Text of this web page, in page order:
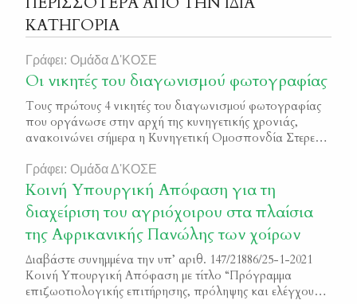
ΚΑΤΗΓΟΡΙΑ
Γράφει: Ομάδα Δ'ΚΟΣΕ
Οι νικητές του διαγωνισμού φωτογραφίας
Τους πρώτους 4 νικητές του διαγωνισμού φωτογραφίας
που οργάνωσε στην αρχή της κυνηγετικής χρονιάς,
ανακοινώνει σήμερα η Κυνηγετική Ομοσπονδία Στερεάς
έκπληξη τόσο η ανταπόκριση που υπήρξε σε αυτήν την
πρώτη της προσπάθεια, όσο και το επίπεδο
καλαισθησίας των κυνηγών που έλαβαν μέρος στον
διαγωνισμό. Όλοι, σχεδόν, οι […]
Γράφει: Ομάδα Δ'ΚΟΣΕ
Κοινή Υπουργική Απόφαση για τη
διαχείριση του αγριόχοιρου στα πλαίσια
της Αφρικανικής Πανώλης των χοίρων
Διαβάστε συνημμένα την υπ’ αριθ. 147/21886/25-1-2021
Κοινή Υπουργική Απόφαση με τίτλο “Πρόγραμμα
επιζωοτιολογικής επιτήρησης, πρόληψης και ελέγχου